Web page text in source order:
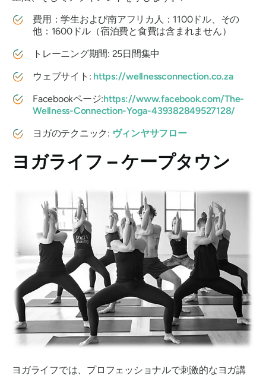
費用：学生および南アフリカ人：1100ドル、その
他：1600ドル（宿泊費と食費は含まれません）
トレーニング期間: 25日間集中
ウェブサイト: https://wellnessconnection.co.za
Facebookページ:https://www.facebook.com/The-
Wellness-Connection-Yoga-439382849527128/
ヨガのテクニック: ヴィンヤサフロー
ヨガライフ – ケープタウン
ヨガライフでは、プロフェッショナルで刺激的なヨガ講